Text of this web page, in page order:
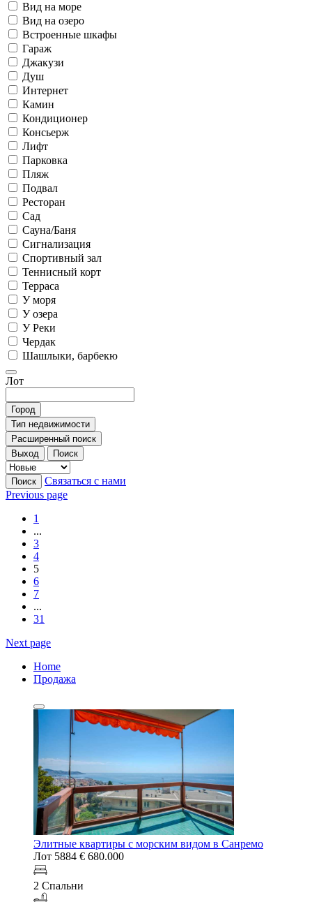
Вид на море
Вид на озеро
Встроенные шкафы
Гараж
Джакузи
Душ
Интернет
Камин
Кондиционер
Консьерж
Лифт
Парковка
Пляж
Подвал
Ресторан
Сад
Сауна/Баня
Сигнализация
Спортивный зал
Теннисный корт
Терраса
У моря
У озера
У Реки
Чердак
Шашлыки, барбекю
Лот
Город
Тип недвижимости
Расширенный поиск
Выход
Поиск
Поиск
Связаться с нами
Previous page
1
...
3
4
5
6
7
...
31
Next page
Home
Продажа
Элитные квартиры с морским видом в Санремо
Лот 5884 € 680.000
2 Спальни